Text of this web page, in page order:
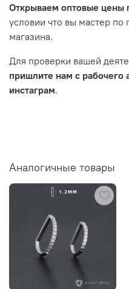
Открываем оптовые цены
условии что вы мастер по
магазина.
Для проверки вашей
пришлите нам с рабочего
инстаграм.
Аналогичные товары